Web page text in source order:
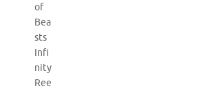
of
Bea
sts
Infi
nity
Ree